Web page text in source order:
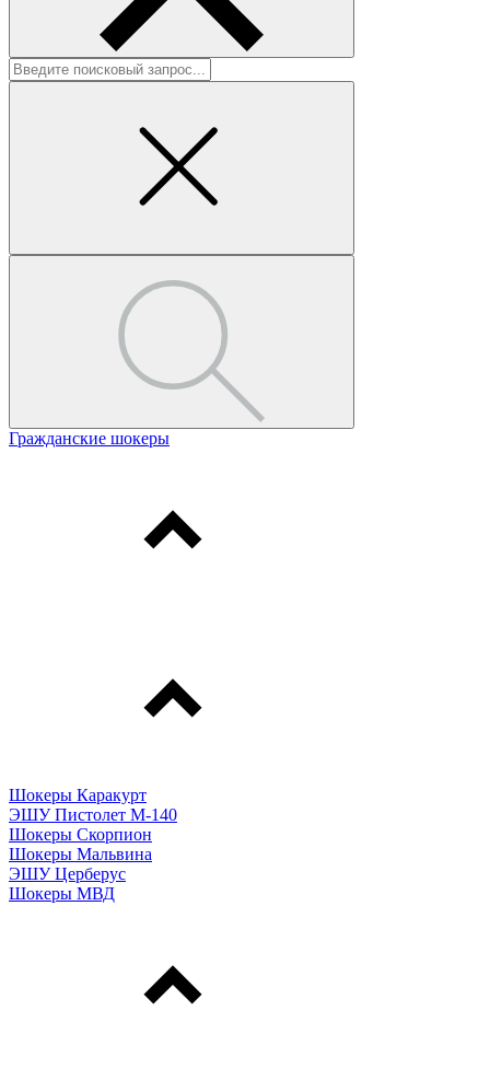
Гражданские шокеры
Шокеры Каракурт
ЭШУ Пистолет М-140
Шокеры Скорпион
Шокеры Мальвина
ЭШУ Церберус
Шокеры МВД